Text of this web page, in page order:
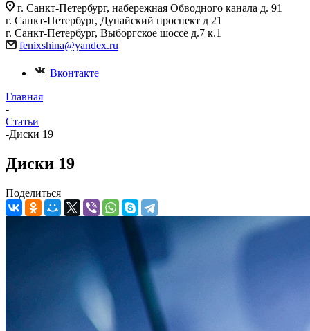
г. Санкт-Петербург, набережная Обводного канала д. 91
г. Санкт-Петербург, Дунайский проспект д 21
г. Санкт-Петербург, Выборгское шоссе д.7 к.1
fenixshina@yandex.ru
Вконтакте
Главная
-
Статьи
-Диски 19
Диски 19
Поделиться